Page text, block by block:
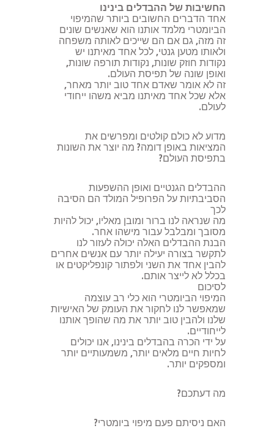
החשיבות של ההבדלים בינינו
אחד הדברים החשובים ביותר שהמיפוי
הביומטרי מלמד אותנו הוא שאנשים שונים
זה מזה, גם אם הם שייכים לאותה משפחה
ולאותו מטען גנטי, לכל אחד מאיתנו יש
נקודות חוזק שונות, נקודות תורפה שונות,
ואופן שונה של תפיסת העולם.
זה לא אומר שאדם אחד טוב יותר מאחר,
אלא שכל אחד מאיתנו מביא משהו ייחודי
לעולם.
מדוע לא כולם קולטים ומפרשים את
המציאות באופן דומה? מה יוצר את השונות
בתפיסת העולם?
ההבדלים הגנטיים ואופן ההשפעות
הסביבתיות על הפרופיל המולד הם הסיבה
לכך
מה שנראה לנו ברור ומובן מאליו, יכול להיות
מסובך ומבלבל עבור מישהו אחר.
הבנת ההבדלים האלה יכולה לעזור לנו
לתקשר בצורה יעילה יותר עם אנשים אחרים
להבין אחד את השני ולפתור קונפליקטים או
בכלל לא לייצר אותם.
לסיכום
המיפוי הביומטרי הוא כלי רב עוצמה
שמאפשר לנו לחקור את העומק של האישיות
שלנו ולהבין טוב יותר את מה שהופך אותנו
לייחודיים.
על ידי הכרה בהבדלים בינינו, אנו יכולים
לחיות חיים מלאים יותר, משמעותיים יותר
ומספקים יותר.
מה דעתכם?
האם ניסיתם פעם מיפוי ביומטרי?